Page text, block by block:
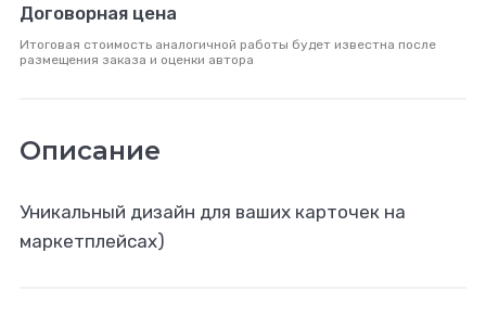
Договорная цена
Итоговая стоимость аналогичной работы будет известна после
размещения заказа и оценки автора
Описание
Уникальный дизайн для ваших карточек на
маркетплейсах)